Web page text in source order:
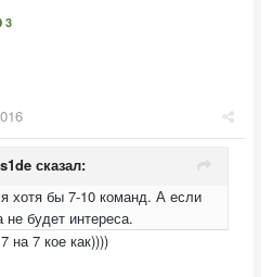
3
s1de сказал:
хотя бы 7-10 команд. А если
будет интереса.
на 7 кое как))))